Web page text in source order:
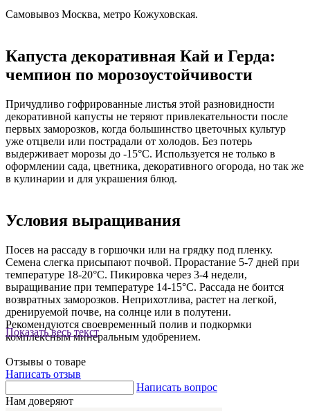
Показать весь текст
Самовывоз Москва, метро Кожуховская.
Капуста декоративная Кай и Герда:
чемпион по морозоустойчивости
Причудливо гофрированные листья этой разновидности
декоративной капусты не теряют привлекательности после
первых заморозков, когда большинство цветочных культур
уже отцвели или пострадали от холодов. Без потерь
выдерживает морозы до -15°С. Используется не только в
оформлении сада, цветника, декоративного огорода, но так же
в кулинарии и для украшения блюд.
Условия выращивания
Посев на рассаду в горшочки или на грядку под пленку.
Семена слегка присыпают почвой. Прорастание 5-7 дней при
температуре 18-20°С. Пикировка через 3-4 недели,
выращивание при температуре 14-15°С. Рассада не боится
возвратных заморозков. Неприхотлива, растет на легкой,
дренируемой почве, на солнце или в полутени.
Рекомендуются своевременный полив и подкормки
комплексным минеральным удобрением.
Отзывы о товаре
Написать отзыв
Написать вопрос
Нам доверяют